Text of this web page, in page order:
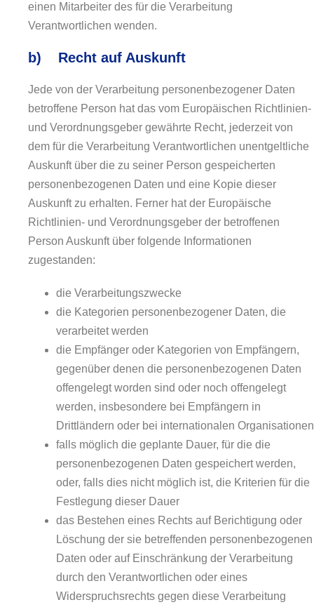
einen Mitarbeiter des für die Verarbeitung
Verantwortlichen wenden.
b) Recht auf Auskunft
Jede von der Verarbeitung personenbezogener Daten
betroffene Person hat das vom Europäischen Richtlinien-
und Verordnungsgeber gewährte Recht, jederzeit von
dem für die Verarbeitung Verantwortlichen unentgeltliche
Auskunft über die zu seiner Person gespeicherten
personenbezogenen Daten und eine Kopie dieser
Auskunft zu erhalten. Ferner hat der Europäische
Richtlinien- und Verordnungsgeber der betroffenen
Person Auskunft über folgende Informationen
zugestanden:
die Verarbeitungszwecke
die Kategorien personenbezogener Daten, die
verarbeitet werden
die Empfänger oder Kategorien von Empfängern,
gegenüber denen die personenbezogenen Daten
offengelegt worden sind oder noch offengelegt
werden, insbesondere bei Empfängern in
Drittländern oder bei internationalen Organisationen
falls möglich die geplante Dauer, für die die
personenbezogenen Daten gespeichert werden,
oder, falls dies nicht möglich ist, die Kriterien für die
Festlegung dieser Dauer
das Bestehen eines Rechts auf Berichtigung oder
Löschung der sie betreffenden personenbezogenen
Daten oder auf Einschränkung der Verarbeitung
durch den Verantwortlichen oder eines
Widerspruchsrechts gegen diese Verarbeitung